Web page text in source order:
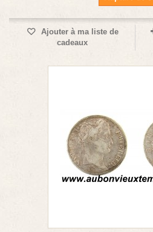
Ajouter à ma liste de
cadeaux